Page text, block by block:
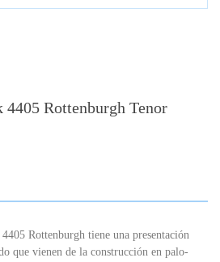
Rottenburgh Tenor
Rottenburgh tiene una presentación
que vienen de la construcción en palo-